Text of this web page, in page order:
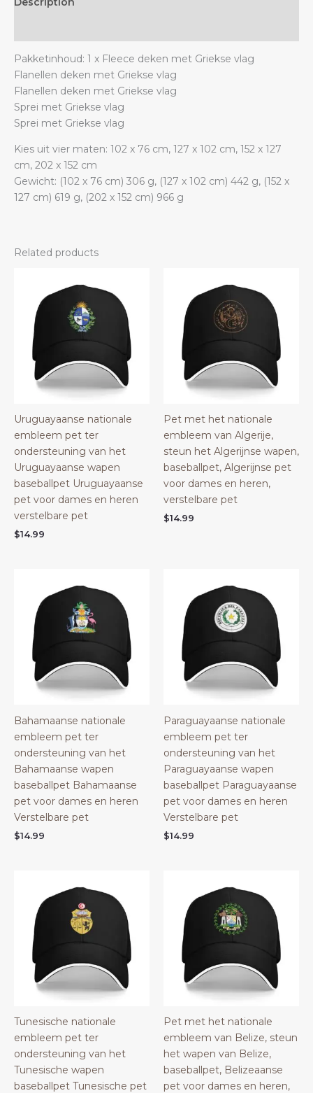
quantity
Pakketinhoud: 1 x Fleece deken met Griekse vlag
Flanellen deken met Griekse vlag
Flanellen deken met Griekse vlag
Sprei met Griekse vlag
Sprei met Griekse vlag
Kies uit vier maten: 102 x 76 cm, 127 x 102 cm, 152 x 127
cm, 202 x 152 cm
Gewicht: (102 x 76 cm) 306 g, (127 x 102 cm) 442 g, (152 x
127 cm) 619 g, (202 x 152 cm) 966 g
Related products
Uruguayaanse nationale
embleem pet ter
ondersteuning van het
Uruguayaanse wapen
baseballpet Uruguayaanse
pet voor dames en heren
verstelbare pet
$14.99
Pet met het nationale
embleem van Algerije,
steun het Algerijnse wapen,
baseballpet, Algerijnse pet
voor dames en heren,
verstelbare pet
$14.99
Bahamaanse nationale
embleem pet ter
ondersteuning van het
Bahamaanse wapen
baseballpet Bahamaanse
pet voor dames en heren
Verstelbare pet
$14.99
Paraguayaanse nationale
embleem pet ter
ondersteuning van het
Paraguayaanse wapen
baseballpet Paraguayaanse
pet voor dames en heren
Verstelbare pet
$14.99
Tunesische nationale
embleem pet ter
ondersteuning van het
Tunesische wapen
baseballpet Tunesische pet
Pet met het nationale
embleem van Belize, steun
het wapen van Belize,
baseballpet, Belizeaanse
pet voor dames en heren,